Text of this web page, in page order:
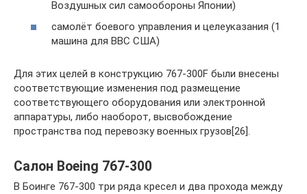
Воздушных сил самообороны Японии)
самолёт боевого управления и целеуказания (1
машина для ВВС США)
Для этих целей в конструкцию 767-300F были внесены
соответствующие изменения под размещение
соответствующего оборудования или электронной
аппаратуры, либо наоборот, высвобождение
пространства под перевозку военных грузов[26].
Салон Boeing 767-300
В Боинге 767-300 три ряда кресел и два прохода между